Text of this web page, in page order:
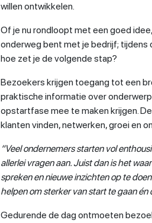
willen ontwikkelen.
Of je nu rondloopt met een goed
onderweg bent met je bedrijf; tijdens
hoe zet je de volgende stap?
Bezoekers krijgen toegang tot een
praktische informatie over
opstartfase mee te maken krijgen.
klanten vinden, netwerken, groei en
“Veel ondernemers starten vol
allerlei vragen aan. Juist dan is het
spreken en nieuwe inzichten op te
helpen om sterker van start te gaan én
Gedurende de dag ontmoeten